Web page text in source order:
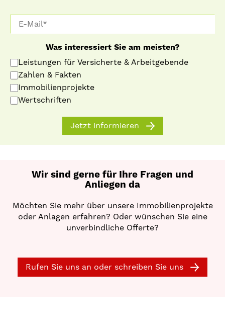
Was interessiert Sie am meisten?
Leistungen für Versicherte & Arbeitgebende
Zahlen & Fakten
Immobilienprojekte
Wertschriften
Jetzt informieren
Wir sind gerne für Ihre Fragen und
Anliegen da
Möchten Sie mehr über unsere Immobilienprojekte
oder Anlagen erfahren? Oder wünschen Sie eine
unverbindliche Offerte?
Rufen Sie uns an oder schreiben Sie uns